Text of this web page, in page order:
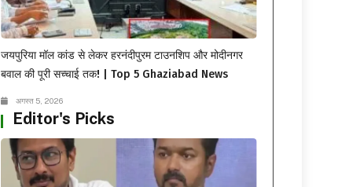
जयपुरिया मॉल कांड से लेकर हरनंदीपुरम टाउनशिप और मोदीनगर
बवाल की पूरी सच्चाई तक! | Top 5 Ghaziabad News
अगस्त 5, 2026
Editor's Picks